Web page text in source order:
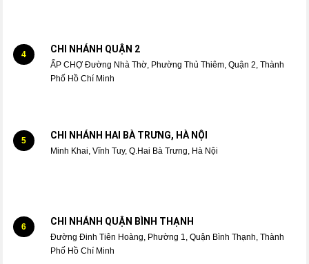
4 CHI NHÁNH QUẬN 2
ẤP CHỢ Đường Nhà Thờ, Phường Thủ Thiêm, Quận 2, Thành
Phố Hồ Chí Minh
5 CHI NHÁNH HAI BÀ TRƯNG, HÀ NỘI
Minh Khai, Vĩnh Tuy, Q.Hai Bà Trưng, Hà Nội
6 CHI NHÁNH QUẬN BÌNH THẠNH
Đường Đinh Tiên Hoàng, Phường 1, Quận Bình Thạnh, Thành
Phố Hồ Chí Minh